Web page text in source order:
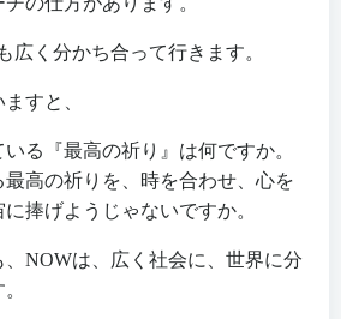
広く分かち合って行きます。
すと、
る『最高の祈り』は何ですか。
高の祈りを、時を合わせ、心を
捧げようじゃないですか。
NOWは、広く社会に、世界に分